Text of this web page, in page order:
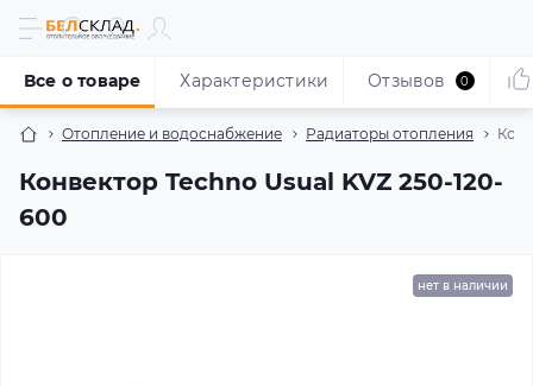
Отопление и водоснабжение Радиаторы отопления
Конвектор Techno Usual KVZ 250-120-
600
Все о товаре Характеристики Отзывов 0
нет в наличии